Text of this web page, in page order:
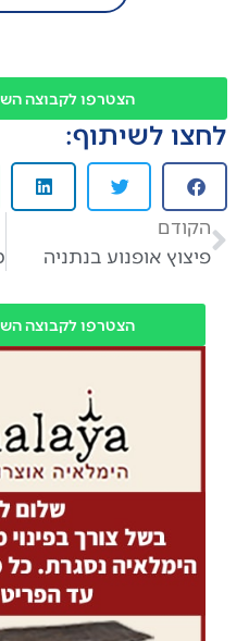
הצטרפו לקבוצה
לחצו לשיתוף:
הקודם
פיצוץ אופנוע בנתניה
הצטרפו לקבוצה